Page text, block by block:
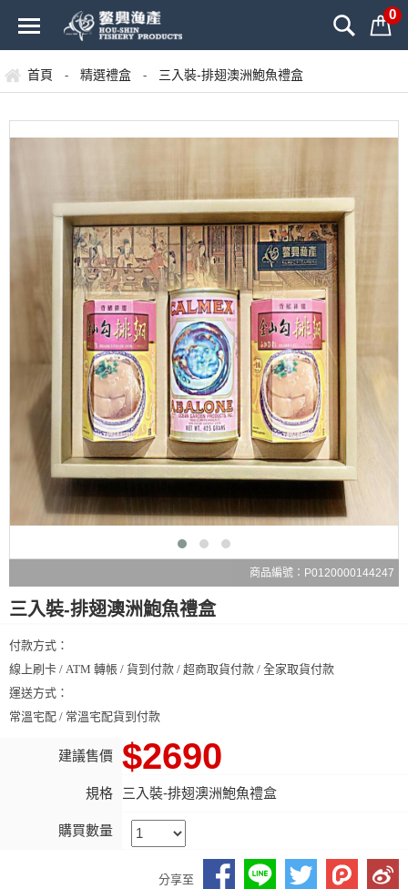
0
首頁 - 精選禮盒 - 三入裝-排翅澳洲鮑魚禮盒
商品編號：P0120000144247
三入裝-排翅澳洲鮑魚禮盒
付款方式：
線上刷卡 / ATM 轉帳 / 貨到付款 / 超商取貨付款 / 全家取貨付款
運送方式：
常溫宅配 / 常溫宅配貨到付款
建議售價 $2690
規格 三入裝-排翅澳洲鮑魚禮盒
購買數量
分享至